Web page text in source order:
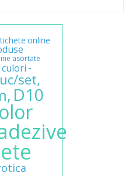
online
asortate
culori -
set,
D10